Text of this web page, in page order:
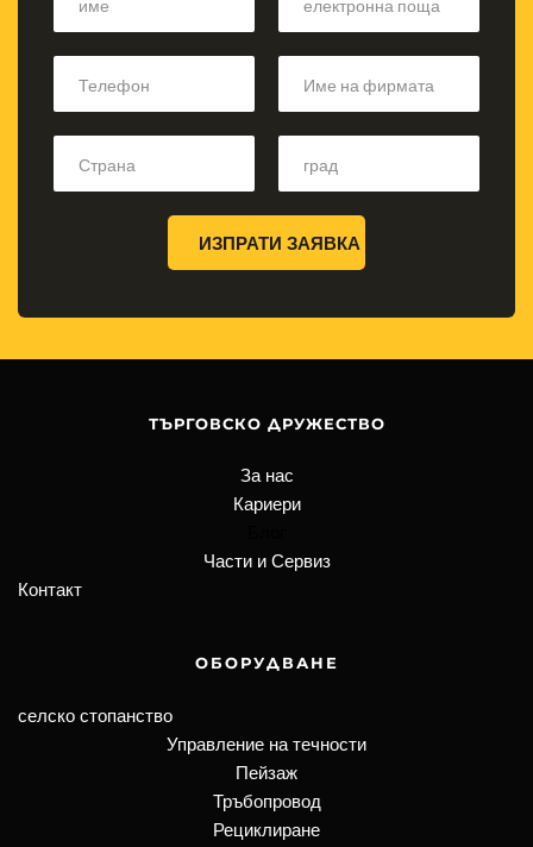
ИЗПРАТИ ЗАЯВКА
ТЪРГОВСКО ДРУЖЕСТВО
За нас
Кариери
Части и Сервиз
Контакт
ОБОРУДВАНЕ
селско стопанство
Управление на течности
Пейзаж
Тръбопровод
Рециклиране